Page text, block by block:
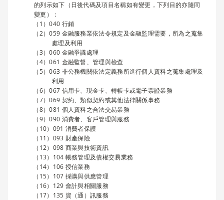
的列示如下（日後代碼及項目名稱如有變更，下列目的亦隨同
變更）：
040 行銷
059 金融服務業依法令規定及金融監理需要，所為之蒐集
處理及利用
060 金融爭議處理
061 金融監督、管理與檢查
063 非公務機關依法定義務所進行個人資料之蒐集處理及
利用
067 信用卡、現金卡、轉帳卡或電子票證業務
069 契約、類似契約或其他法律關係事務
081 個人資料之合法交易業務
090 消費者、客戶管理與服務
091 消費者保護
093 財產保險
098 商業與技術資訊
104 帳務管理及債權交易業務
106 授信業務
107 採購與供應管理
129 會計與相關服務
135 資（通）訊服務